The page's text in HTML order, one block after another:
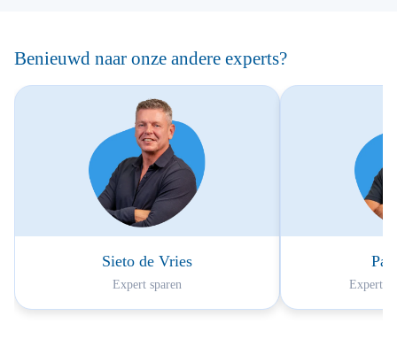
Benieuwd naar onze andere experts?
Sieto de Vries
Expert sparen Expert